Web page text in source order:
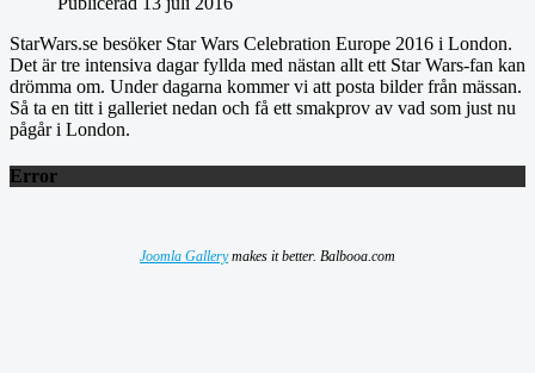
StarWars.se besöker Star Wars Celebration Europe 2016 i London.
Det är tre intensiva dagar fyllda med nästan allt ett Star Wars-fan kan
drömma om. Under dagarna kommer vi att posta bilder från mässan.
Så ta en titt i galleriet nedan och få ett smakprov av vad som just nu
pågår i London.
Error
Joomla Gallerymakes it better. Balbooa.com